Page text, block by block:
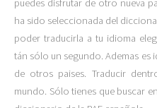
puedes disfrutar de otro nueva
ha sido seleccionada del
poder traducirla a tu idioma
tán sólo un segundo. Ademas es
de otros paises. Traducir
mundo. Sólo tienes que buscar